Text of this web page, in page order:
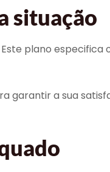
situação
plano
a sua